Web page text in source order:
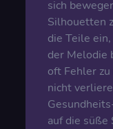
sich
Silhouetten
die Teile
der Melodie
oft Fehler
nicht
auf die süße